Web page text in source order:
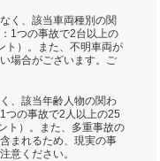
く、該当車両種別の関
1つの事故で2台以上の
ト）。また、不明車両が
場合がございます。ご
、該当年齢人物の関わ
つの事故で2人以上の25
ト）。また、多重事故の
まれるため、現実の事
意ください。